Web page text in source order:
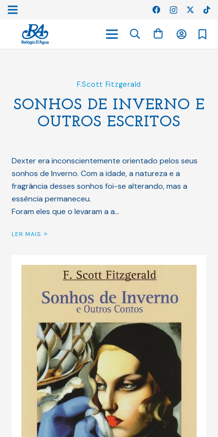
F.Scott Fitzgerald
SONHOS DE INVERNO E
OUTROS ESCRITOS
Dexter era inconscientemente orientado pelos seus
sonhos de Inverno. Com a idade, a natureza e a
fragrância desses sonhos foi-se alterando, mas a
essência permaneceu.
Foram eles que o levaram a a…
LER MAIS